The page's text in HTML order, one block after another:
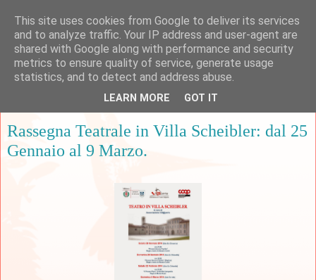
Rassegna Teatrale in Villa Scheibler: dal 25
Gennaio al 9 Marzo.
This site uses cookies from Google to deliver its services
and to analyze traffic. Your IP address and user-agent are
shared with Google along with performance and security
metrics to ensure quality of service, generate usage
statistics, and to detect and address abuse.
LEARN MORE GOT IT